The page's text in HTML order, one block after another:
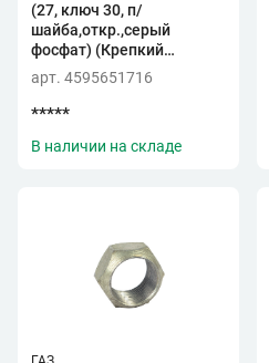
(27, ключ 30, п/
шайба,откр.,серый
фосфат) (Крепкий
Орешек)
арт. 4595651716
*****
В наличии на складе